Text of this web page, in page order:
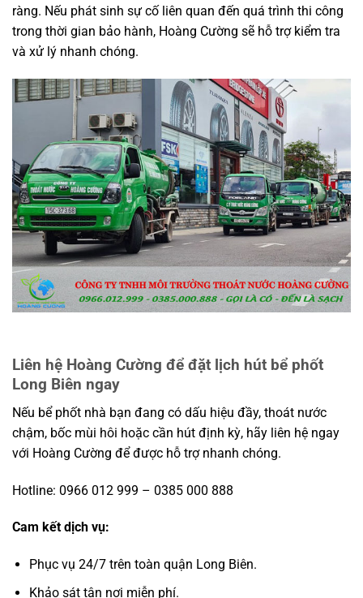
ràng. Nếu phát sinh sự cố liên quan đến quá trình thi công
trong thời gian bảo hành, Hoàng Cường sẽ hỗ trợ kiểm tra
và xử lý nhanh chóng.
Liên hệ Hoàng Cường để đặt lịch hút bể phốt
Long Biên ngay
Nếu bể phốt nhà bạn đang có dấu hiệu đầy, thoát nước
chậm, bốc mùi hôi hoặc cần hút định kỳ, hãy liên hệ ngay
với Hoàng Cường để được hỗ trợ nhanh chóng.
Hotline: 0966 012 999 – 0385 000 888
Cam kết dịch vụ:
Phục vụ 24/7 trên toàn quận Long Biên.
Khảo sát tận nơi miễn phí.